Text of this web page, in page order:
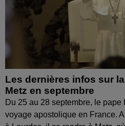
Les dernières infos sur
Metz en septembre
Du 25 au 28 septembre, le
voyage apostolique en France.